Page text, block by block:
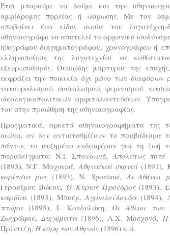
Έτσι μπορούμε να δούμε και την
αμφίδρομης πορείας ή ώσμωσης. Με τον
αποβαίνει ένα είδος σωσία του
αθηναιογράφο να αποτελεί το αρμονικό
ηθογράφου-διηγηματογράφου, χρονογράφου ή
ελληνοποίηση της λογοτεχνίας να
εξευρωπαϊσμός. Ουσιώδης μάρτυρας της
εκφράζει την ποικιλία όχι μόνο των διαφόρων
νατουραλισμού, σοσιαλισμού, φεμινισμού,
ιδεολογικοπολιτικών αμφιταλαντεύσεων.
του στην προώθηση της αθηναιογραφίας.
Πραγματικά, αρκετά αθηναιογραφήματα της
αιώνα, αν δεν αντισταθμίζουν το προβάδισμα
πάντως το αυξημένο ενδιαφέρον για τη ζωή
παραδείγματα: Ν.Ι. Σπανδωνή,Απολύτως ποτέ
(1893), Ν.Γ. Μαχαιρά, Αθηναϊκαί σκηναί (1891),
κορίτσια μας(1893), N. Spontané, Αι Αθήναι
Γερασίμου Βώκου, Ο Κύριος Πρόεδρος(1893),
καρδίαι(1893), Μποέμ,Αγριολούλουδα(1894),
πτώμα(1895), Ι. Κονδυλάκη, Οι Άθλιοι των
Ζωγράφου, Διηγήματα(1896), Α.Χ. Μοσχονά,
Πρίντεζη, Η κόρη των Αθηνών(1896) κ.ά.